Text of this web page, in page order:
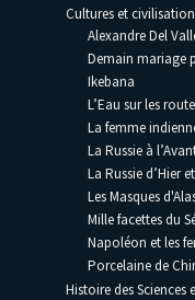
Cultures et
Alexandre Del
Demain mariage
Ikebana
L’Eau sur les
La femme
La Russie à
La Russie d’Hier
Les Masques
Mille facettes du
Napoléon et les
Porcelaine de
Histoire des Sciences